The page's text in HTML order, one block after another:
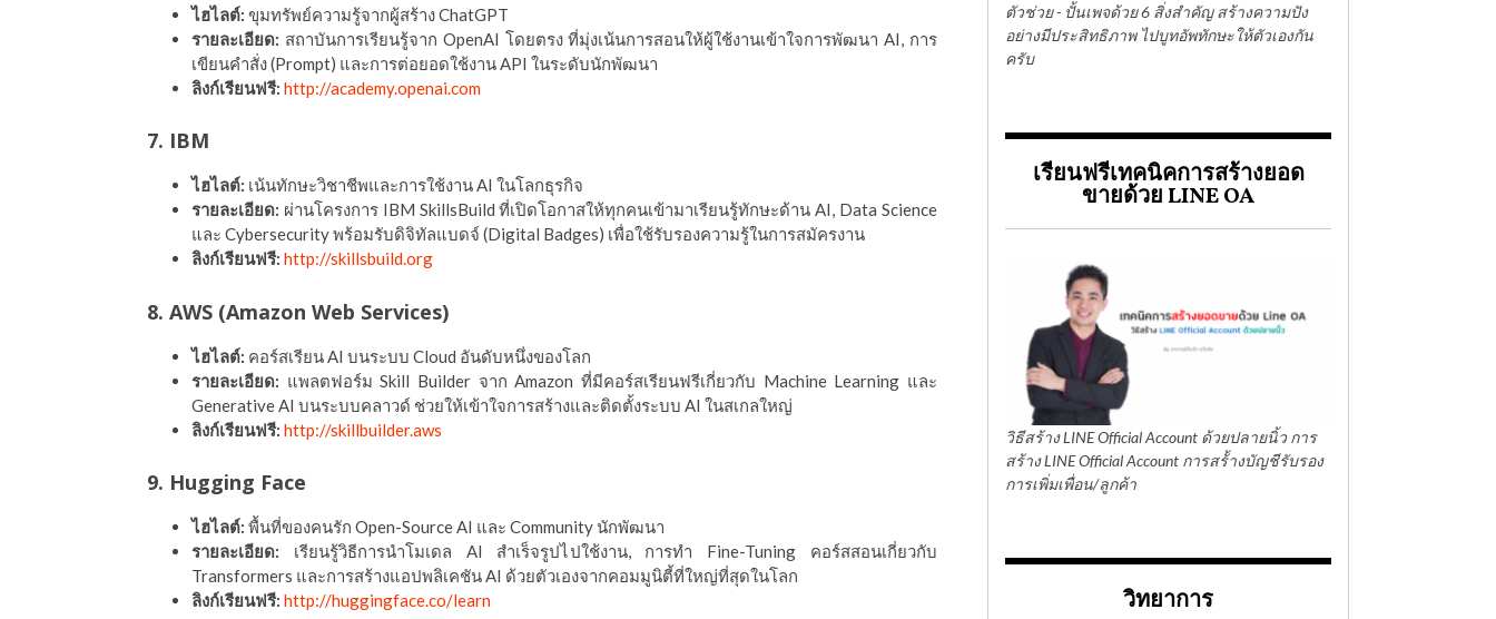
ไฮไลต์: ขุมทรัพย์ความรู้จากผู้สร้าง ChatGPT
รายละเอียด: สถาบันการเรียนรู้จาก OpenAI โดยตรง ที่มุ่งเน้นการสอนให้ผู้ใช้งานเข้าใจการพัฒนา AI, การ
เขียนคำสั่ง (Prompt) และการต่อยอดใช้งาน API ในระดับนักพัฒนา
ลิงก์เรียนฟรี: http://academy.openai.com
7. IBM
ไฮไลต์: เน้นทักษะวิชาชีพและการใช้งาน AI ในโลกธุรกิจ
รายละเอียด: ผ่านโครงการ IBM SkillsBuild ที่เปิดโอกาสให้ทุกคนเข้ามาเรียนรู้ทักษะด้าน AI, Data Science
และ Cybersecurity พร้อมรับดิจิทัลแบดจ์ (Digital Badges) เพื่อใช้รับรองความรู้ในการสมัครงาน
ลิงก์เรียนฟรี: http://skillsbuild.org
8. AWS (Amazon Web Services)
ไฮไลต์: คอร์สเรียน AI บนระบบ Cloud อันดับหนึ่งของโลก
รายละเอียด: แพลตฟอร์ม Skill Builder จาก Amazon ที่มีคอร์สเรียนฟรีเกี่ยวกับ Machine Learning และ
Generative AI บนระบบคลาวด์ ช่วยให้เข้าใจการสร้างและติดตั้งระบบ AI ในสเกลใหญ่
ลิงก์เรียนฟรี: http://skillbuilder.aws
9. Hugging Face
ไฮไลต์: พื้นที่ของคนรัก Open-Source AI และ Community นักพัฒนา
รายละเอียด: เรียนรู้วิธีการนำโมเดล AI สำเร็จรูปไปใช้งาน, การทำ Fine-Tuning คอร์สสอนเกี่ยวกับ
Transformers และการสร้างแอปพลิเคชัน AI ด้วยตัวเองจากคอมมูนิตี้ที่ใหญ่ที่สุดในโลก
ลิงก์เรียนฟรี: http://huggingface.co/learn
ตัวช่วย - ปั้นเพจด้วย 6 สิ่งสำคัญ สร้างความปัง
อย่างมีประสิทธิภาพ ไปบูทอัพทักษะให้ตัวเองกัน
ครับ
เรียนฟรีเทคนิคการสร้างยอด
ขายด้วย LINE OA
วิธีสร้าง LINE Official Account ด้วยปลายนิ้ว การ
สร้าง LINE Official Account การสร้้างบัญชีรับรอง
การเพิ่มเพื่อน/ลูกค้า
วิทยาการ